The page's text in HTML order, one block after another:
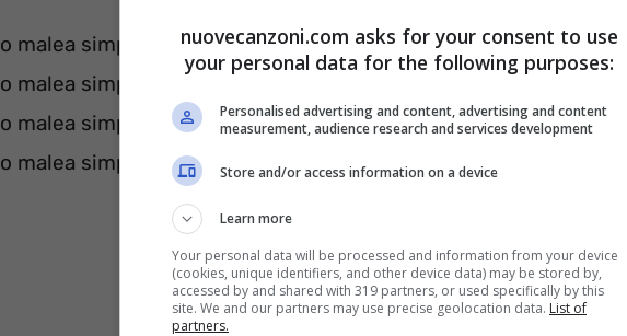
o malea simpalao matelame je samba
o malea simpalao matelame je samba
o malea simpalao matelame je samba
o malea simpalao matelame je samba
nuovecanzoni.com asks for your consent to use
your personal data for the following purposes:
Personalised advertising and content, advertising and content
measurement, audience research and services development
Store and/or access information on a device
Learn more
Your personal data will be processed and information from your device
(cookies, unique identifiers, and other device data) may be stored by,
accessed by and shared with 319 partners, or used specifically by this
site. We and our partners may use precise geolocation data. List of
partners.